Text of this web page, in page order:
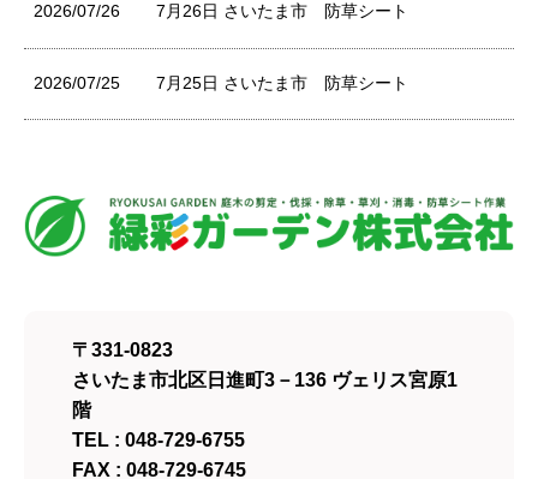
2026/07/26 7月26日 さいたま市 防草シート
2026/07/25 7月25日 さいたま市 防草シート
〒331-0823
さいたま市北区日進町3－136 ヴェリス宮原1
階
TEL : 048-729-6755
FAX : 048-729-6745